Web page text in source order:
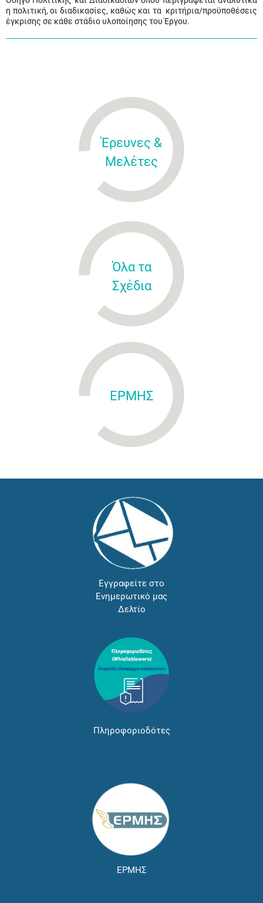
η πολιτική, οι διαδικασίες, καθώς και τα κριτήρια/προϋποθέσεις
έγκρισης σε κάθε στάδιο υλοποίησης του Έργου.
Έρευνες &
Μελέτες
Όλα τα
Σχέδια
ΕΡΜΗΣ
Εγγραφείτε στο
Ενημερωτικό μας
Δελτίο
Πληροφοριοδότες
ΕΡΜΗΣ